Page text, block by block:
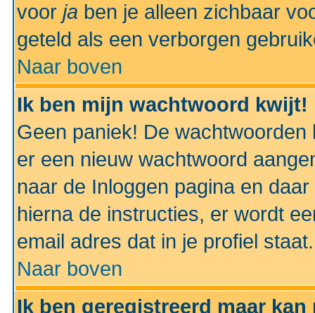
voor ja ben je alleen zichbaar
geteld als een verborgen
Naar boven
Ik ben mijn wachtwoord kwijt!
Geen paniek! De
er een nieuw wachtwoord
naar de Inloggen pagina en
hierna de instructies, er wordt
email adres dat in je profiel staat.
Naar boven
Ik ben geregistreerd maar